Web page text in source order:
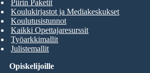
Opiskelijoille
Piirin Paketit
Koulukirjastot ja Mediakeskukset
Koulutusistunnot
Kaikki Opettajaresurssit
Työarkkimallit
Julistemallit